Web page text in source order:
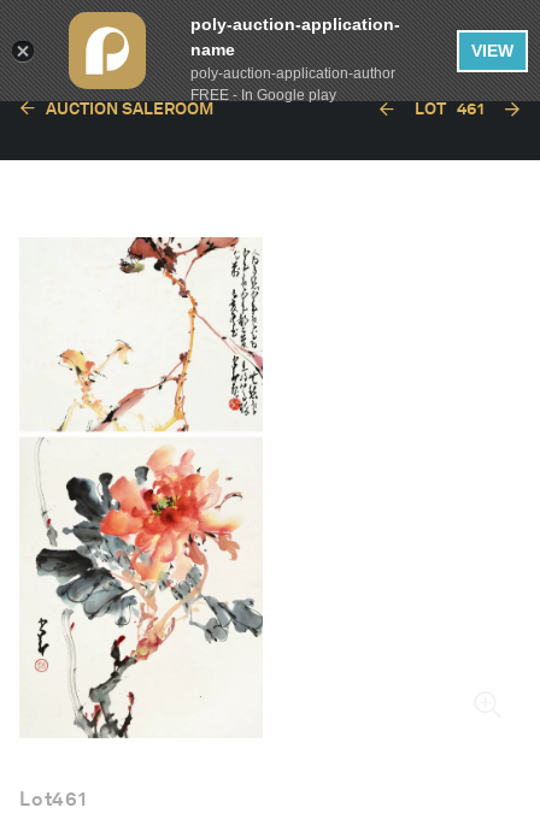
繁體中文
AUCTION SALEROOM LOT 461
Lot461
poly-auction-application-
name
poly-auction-application-author
FREE - In Google play
VIEW